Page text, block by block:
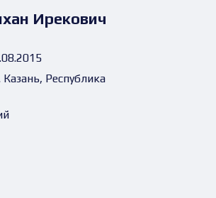
Ирекович
Казань, Республика